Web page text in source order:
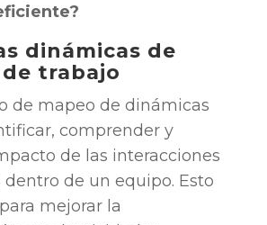
dinámicas de
trabajo
de mapeo de dinámicas
comprender y
de las interacciones
dentro de un equipo. Esto
mejorar la